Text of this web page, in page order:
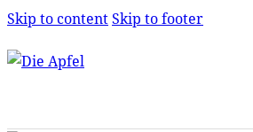
Skip to contentSkip to footer